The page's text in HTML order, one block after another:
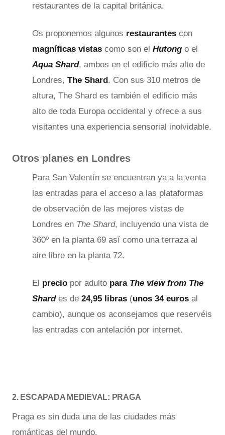
restaurantes de la capital británica.
Os proponemos algunos restaurantes con
magníficas vistas como son el Hutong o el
Aqua Shard, ambos en el edificio más alto de
Londres, The Shard. Con sus 310 metros de
altura, The Shard es también el edificio más
alto de toda Europa occidental y ofrece a sus
visitantes una experiencia sensorial inolvidable.
Otros planes en Londres
Para San Valentín se encuentran ya a la venta
las entradas para el acceso a las plataformas
de observación de las mejores vistas de
Londres en The Shard, incluyendo una vista de
360º en la planta 69 así como una terraza al
aire libre en la planta 72.
El precio por adulto para The view from The
Shardes de 24,95 libras (unos 34 euros al
cambio), aunque os aconsejamos que reservéis
las entradas con antelación por internet.
2. ESCAPADA MEDIEVAL: PRAGA
Praga es sin duda una de las ciudades más
románticas del mundo.